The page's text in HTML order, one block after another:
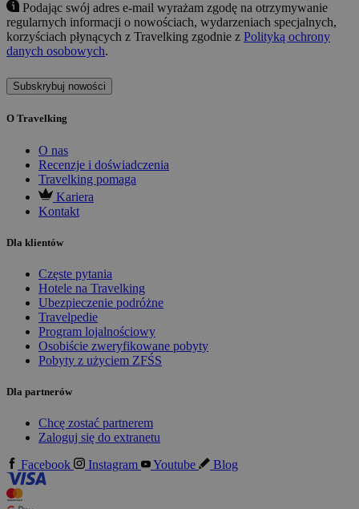
Podając swój adres e-mail wyrażam zgodę na otrzymywanie
regularnych informacji o nowościach, wydarzeniach specjalnych,
korzyściach płynących z Travelking zgodnie z Polityką ochrony
danych osobowych.
Subskrybuj nowości
O Travelking
O nas
Recenzje i doświadczenia
Travelking pomaga
Kariera
Kontakt
Dla klientów
Częste pytania
Hotele na Travelking
Ubezpieczenie podróżne
Travelpedie
Program lojalnościowy
Osobiście zweryfikowane pobyty
Pobyty z użyciem ZFŚS
Dla partnerów
Chcę zostać partnerem
Zaloguj się do extranetu
Facebook
Instagram Youtube Blog